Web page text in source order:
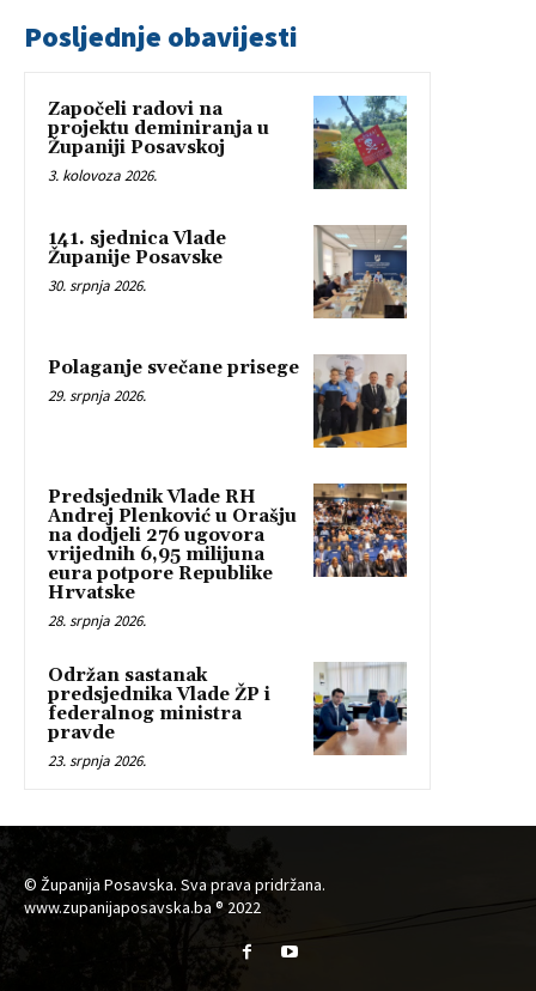
Posljednje obavijesti
Započeli radovi na
projektu deminiranja u
Županiji Posavskoj
3. kolovoza 2026.
141. sjednica Vlade
Županije Posavske
30. srpnja 2026.
Polaganje svečane prisege
29. srpnja 2026.
Predsjednik Vlade RH
Andrej Plenković u Orašju
na dodjeli 276 ugovora
vrijednih 6,95 milijuna
eura potpore Republike
Hrvatske
28. srpnja 2026.
Održan sastanak
predsjednika Vlade ŽP i
federalnog ministra
pravde
23. srpnja 2026.
© Županija Posavska. Sva prava pridržana.
www.zupanijaposavska.ba ® 2022